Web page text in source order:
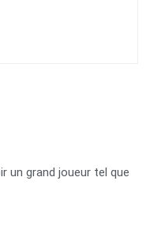
un grand joueur tel que